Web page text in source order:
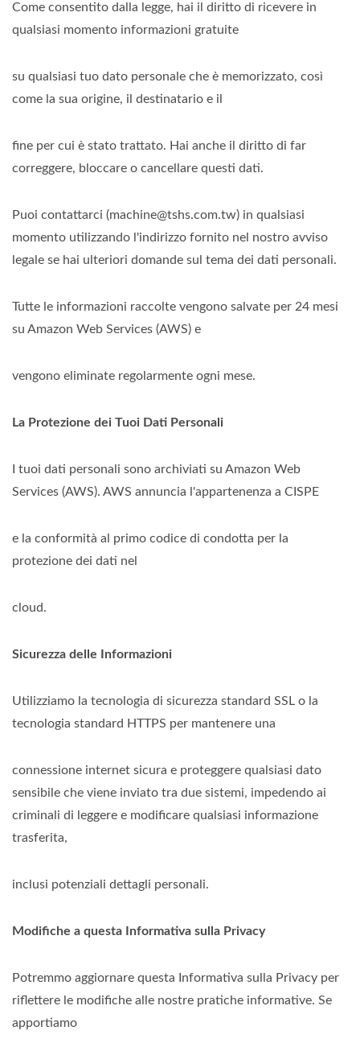
Come consentito dalla legge, hai il diritto di ricevere in
qualsiasi momento informazioni gratuite
su qualsiasi tuo dato personale che è memorizzato, così
come la sua origine, il destinatario e il
fine per cui è stato trattato. Hai anche il diritto di far
correggere, bloccare o cancellare questi dati.
Puoi contattarci (machine@tshs.com.tw) in qualsiasi
momento utilizzando l'indirizzo fornito nel nostro avviso
legale se hai ulteriori domande sul tema dei dati personali.
Tutte le informazioni raccolte vengono salvate per 24 mesi
su Amazon Web Services (AWS) e
vengono eliminate regolarmente ogni mese.
La Protezione dei Tuoi Dati Personali
I tuoi dati personali sono archiviati su Amazon Web
Services (AWS). AWS annuncia l'appartenenza a CISPE
e la conformità al primo codice di condotta per la
protezione dei dati nel
cloud.
Sicurezza delle Informazioni
Utilizziamo la tecnologia di sicurezza standard SSL o la
tecnologia standard HTTPS per mantenere una
connessione internet sicura e proteggere qualsiasi dato
sensibile che viene inviato tra due sistemi, impedendo ai
criminali di leggere e modificare qualsiasi informazione
trasferita,
inclusi potenziali dettagli personali.
Modifiche a questa Informativa sulla Privacy
Potremmo aggiornare questa Informativa sulla Privacy per
riflettere le modifiche alle nostre pratiche informative. Se
apportiamo